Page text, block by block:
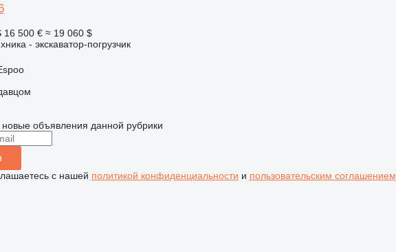
16 500 € ≈ 19 060 $
- экскаватор-погрузчик
объявления данной рубрики
с нашей политикой конфиденциальности и пользовательским соглашением